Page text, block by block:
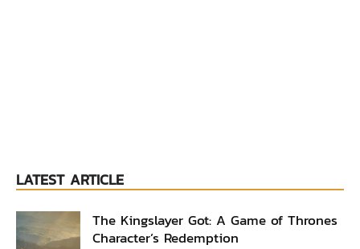
LATEST ARTICLE
The Kingslayer Got: A Game of Thrones
Character’s Redemption